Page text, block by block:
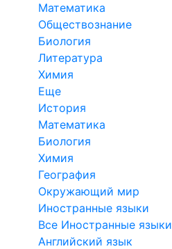
Математика
Обществознание
Биология
Литература
Химия
Еще
История
Математика
Биология
Химия
География
Окружающий мир
Иностранные языки
Все Иностранные языки
Английский язык